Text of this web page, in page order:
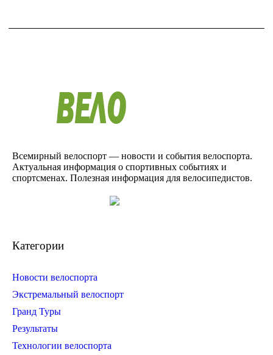
Всемирный велоспорт — новости и события велоспорта.
Актуальная информация о спортивных событиях и
спортсменах. Полезная информация для велосипедистов.
Категории
Новости велоспорта
Экстремальный велоспорт
Гранд Туры
Результаты
Технологии велоспорта